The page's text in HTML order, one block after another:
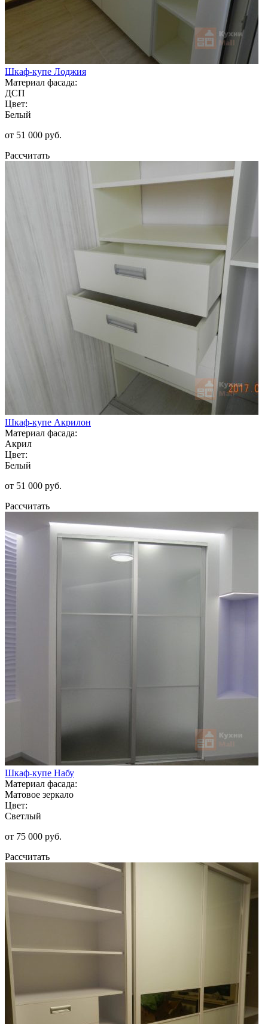
Шкаф-купе Лоджия
Материал фасада:
ДСП
Цвет:
Белый
от 51 000 руб.
Рассчитать
Шкаф-купе Акрилон
Материал фасада:
Акрил
Цвет:
Белый
от 51 000 руб.
Рассчитать
Шкаф-купе Набу
Материал фасада:
Матовое зеркало
Цвет:
Светлый
от 75 000 руб.
Рассчитать